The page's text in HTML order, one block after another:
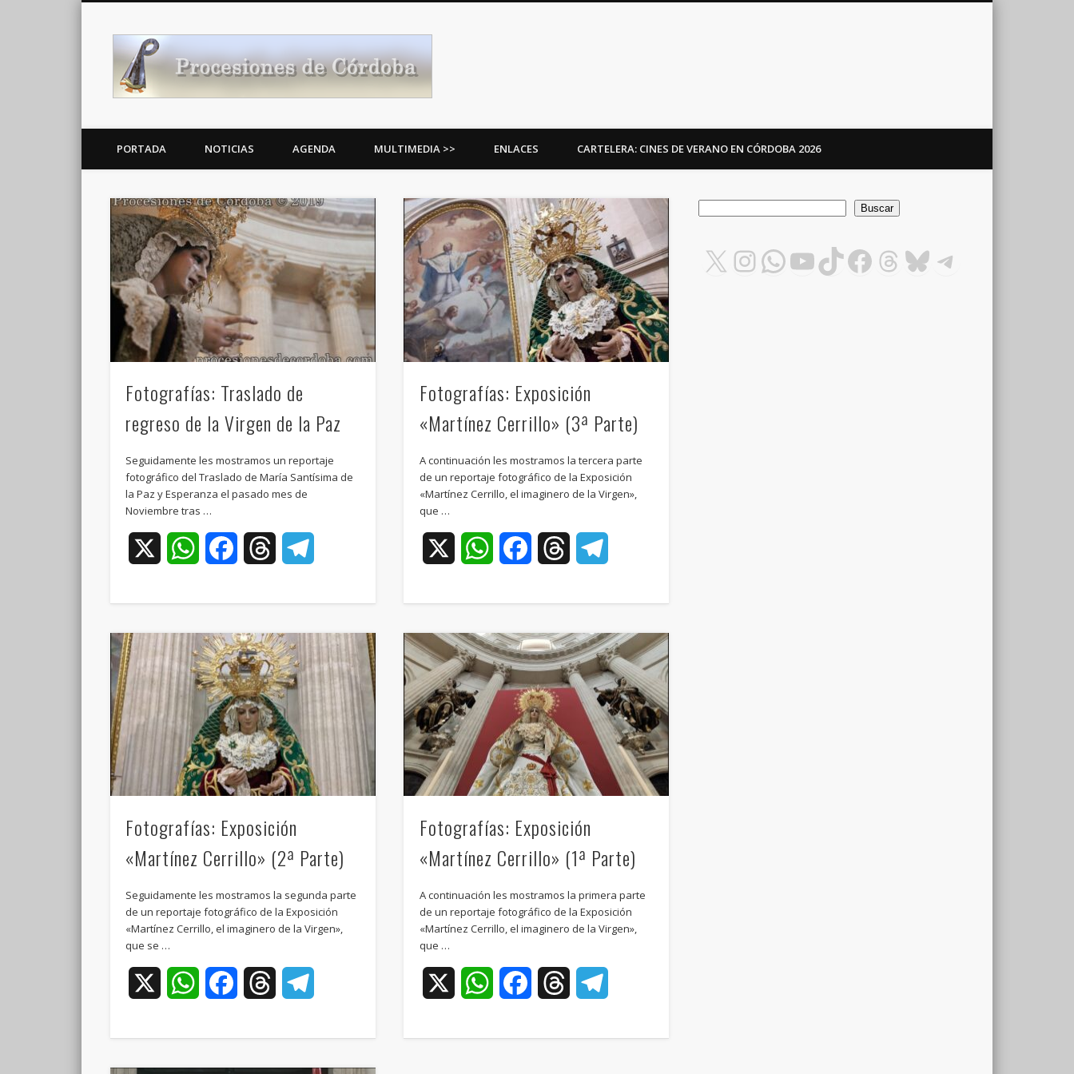
Noticias Cofrades
PORTADA NOTICIAS AGENDA MULTIMEDIA >> ENLACES CARTELERA: CINES DE VERANO EN CÓRDOBA 2026
Fotografías: Traslado de
regreso de la Virgen de la Paz
Seguidamente les mostramos un reportaje
fotográfico del Traslado de María Santísima de
la Paz y Esperanza el pasado mes de
Noviembre tras …
WhatsAppFacebookThreads
Fotografías: Exposición
«Martínez Cerrillo» (3ª Parte)
A continuación les mostramos la tercera parte
de un reportaje fotográfico de la Exposición
«Martínez Cerrillo, el imaginero de la Virgen»,
que …
WhatsAppFacebookThreads
Fotografías: Exposición
«Martínez Cerrillo» (2ª Parte)
Seguidamente les mostramos la segunda parte
de un reportaje fotográfico de la Exposición
«Martínez Cerrillo, el imaginero de la Virgen»,
que se …
WhatsAppFacebookThreads
Fotografías: Exposición
«Martínez Cerrillo» (1ª Parte)
A continuación les mostramos la primera parte
de un reportaje fotográfico de la Exposición
«Martínez Cerrillo, el imaginero de la Virgen»,
que …
WhatsAppFacebookThreads
Buscar
X Instagram
WhatsApp
YouTube
TikTok
Facebook
Threads
Bluesky
Telegram